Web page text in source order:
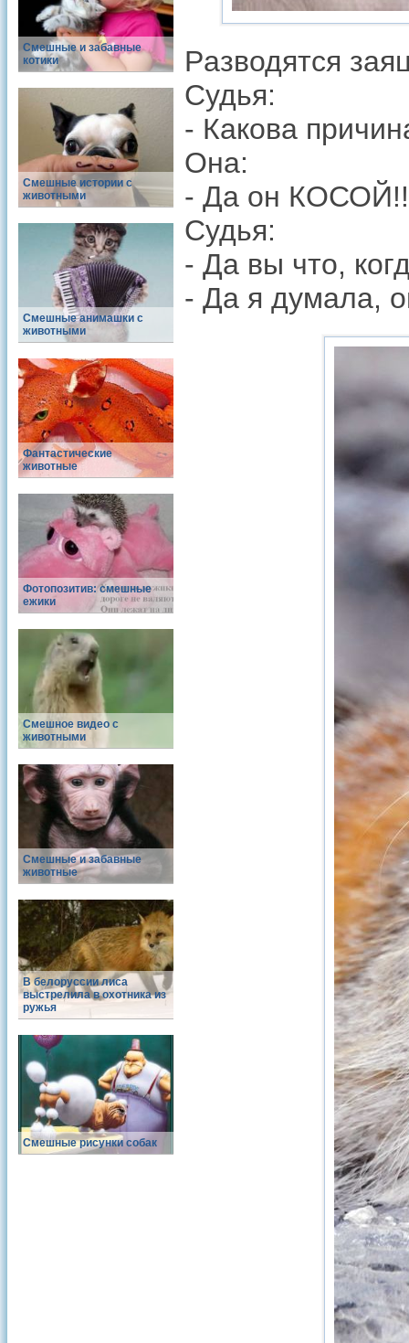
Смешные и забавные
котики
Смешные истории с
животными
Смешные анимашки с
животными
Фантастические
животные
Фотопозитив: смешные
ежики
Смешное видео с
животными
Смешные и забавные
животные
В белоруссии лиса
выстрелила в охотника из
ружья
Смешные рисунки собак
Pазводятся
Судья:
- Какова
Она:
- Да он
Судья:
- Да вы что,
- Да я думала,